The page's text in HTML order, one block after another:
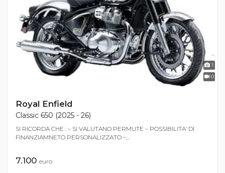
1
0
Royal Enfield
Classic 650 (2025 - 26)
SI RICORDA CHE : – SI VALUTANO PERMUTE – POSSIBILITA’ DI
FINANZIAMNETO PERSONALIZZATO –...
7.100 euro